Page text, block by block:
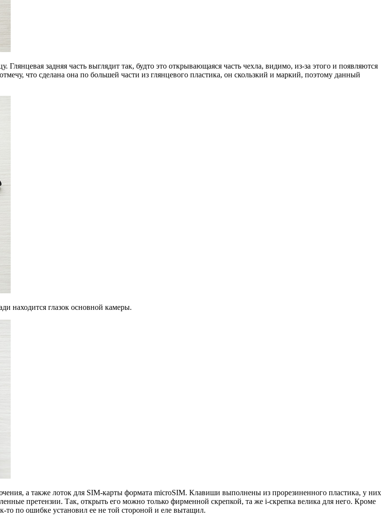
задняя часть выглядит так, будто это открывающаяся часть чехла, видимо, из-за этого и появляются
что сделана она по большей части из глянцевого пластика, он скользкий и маркий, поэтому данный
находится глазок основной камеры.
а также лоток для SIM-карты формата microSIM. Клавиши выполнены из прорезиненного пластика, у них
претензии. Так, открыть его можно только фирменной скрепкой, та же i-скрепка велика для него. Кроме
то по ошибке установил ее не той стороной и еле вытащил.